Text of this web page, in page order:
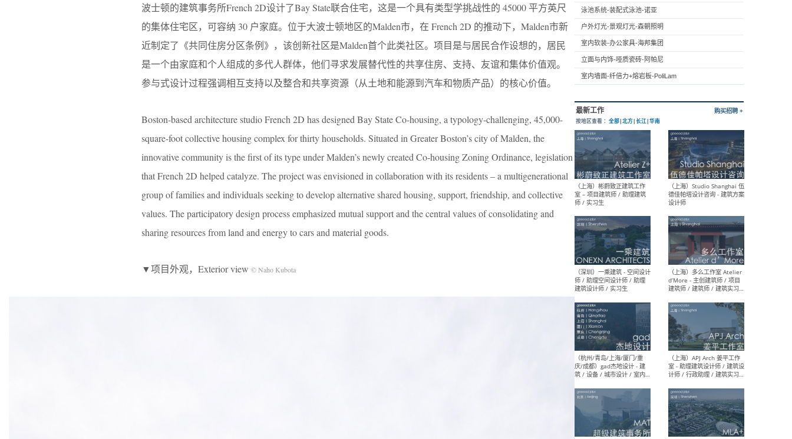
波士顿的建筑事务所French 2D设计了Bay State联合住宅，这是一个具有类型学挑战性的 45000 平方英尺
的集体住宅区，可容纳 30 户家庭。位于大波士顿地区的Malden市，在 French 2D 的推动下，Malden市新
近制定了《共同住房分区条例》，该创新社区是Malden首个此类社区。项目是与居民合作设想的，居民
是一个由家庭和个人组成的多代人群体，他们寻求发展替代性的共享住房、支持、友谊和集体价值观。
参与式设计过程强调相互支持以及整合和共享资源（从土地和能源到汽车和物质产品）的核心价值。
Boston-based architecture studio French 2D has designed Bay State Co-housing, a typology-challenging, 45,000-
square-foot collective housing complex for thirty households. Situated in Greater Boston’s city of Malden, the
innovative community is the first of its type under Malden’s newly created Co-housing Zoning Ordinance, legislation
that French 2D helped catalyze. The project was envisioned in collaboration with its residents – a multigenerational
group of families and individuals seeking to develop alternative shared housing, support, friendship, and collective
values. The participatory design process emphasized mutual support and the central values of consolidating and
sharing resources from land and energy to cars and material goods.
▼项目外观，Exterior view © Naho Kubota
泳池系统-装配式泳池-诺亚
户外灯光-景观灯光-森朝照明
室内软装-办公家具-海邦集团
立面与内饰-哑质瓷砖-阿帕尼
室内墙面-纤倍力+熔岩板-PoliLam
最新工作
按地区查看 ：全部|北方|长江
（上海）彬蔚致正建筑工作
室 – 项目建筑师 / 助理建筑
师 / 实习生
（深圳）一乘建筑 - 空间设计
师 / 助理空间设计师 / 助理
建筑设计师 / 实习生